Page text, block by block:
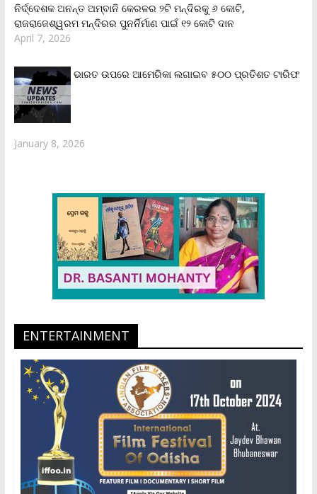
ନିର୍ଦ୍ଦେଶକ ଅନନ୍ତ ଅମ୍ବାନି କେରଳର ୨ଟି ମନ୍ଦିରକୁ ୬ କୋଟି,
ରାଜରାଜେଶ୍ୱରମ ମନ୍ଦିରର ପୁନର୍ନିର୍ମାଣ ପାଇଁ ୧୨ କୋଟି ଦାନ
April 7, 2026
ଭାରତ ଉପରେ ଆମେରିକା ଲଗାଇବ ୫୦୦ ପ୍ରତିଶତ ଟାରିଫ
January 8, 2026
ENTERTAINMENT